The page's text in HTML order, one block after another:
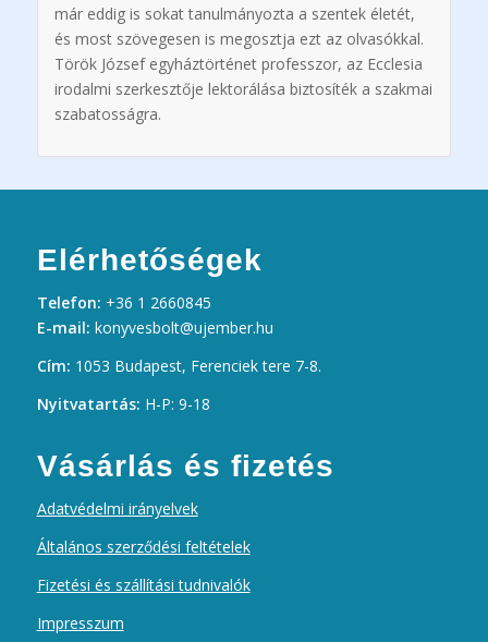
már eddig is sokat tanulmányozta a szentek életét,
és most szövegesen is megosztja ezt az olvasókkal.
Török József egyháztörténet professzor, az Ecclesia
irodalmi szerkesztője lektorálása biztosíték a szakmai
szabatosságra.
Elérhetőségek
Telefon: +36 1 2660845
E-mail: konyvesbolt@ujember.hu
Cím: 1053 Budapest, Ferenciek tere 7-8.
Nyitvatartás: H-P: 9-18
Vásárlás és fizetés
Adatvédelmi irányelvek
Általános szerződési feltételek
Fizetési és szállítási tudnivalók
Impresszum